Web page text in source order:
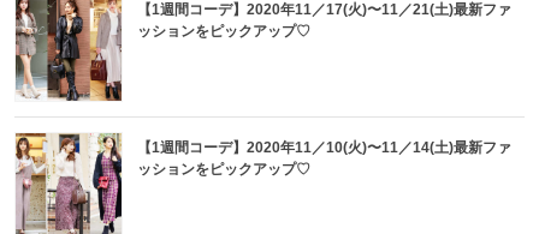
【1週間コーデ】2020年11／17(火)〜11／21(土)最新ファ
ッションをピックアップ♡
【1週間コーデ】2020年11／10(火)〜11／14(土)最新ファ
ッションをピックアップ♡